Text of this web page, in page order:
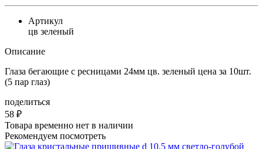
Артикул
цв зеленый
Описание
Глаза бегающие с ресницами 24мм цв. зеленый цена за 10шт.
(5 пар глаз)
поделиться
58 ₽
Товара временно нет в наличии
Рекомендуем посмотреть